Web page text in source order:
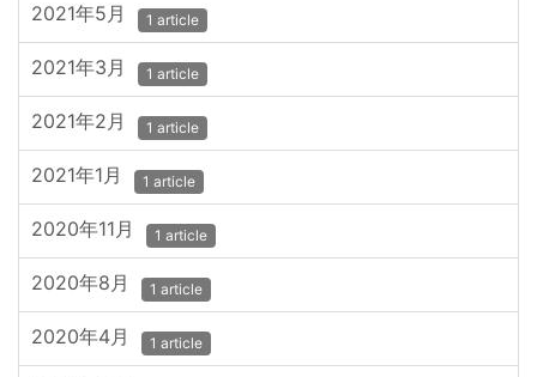
2021年5月 1 article
2021年3月 1 article
2021年2月 1 article
2021年1月 1 article
2020年11月 1 article
2020年8月 1 article
2020年4月 1 article